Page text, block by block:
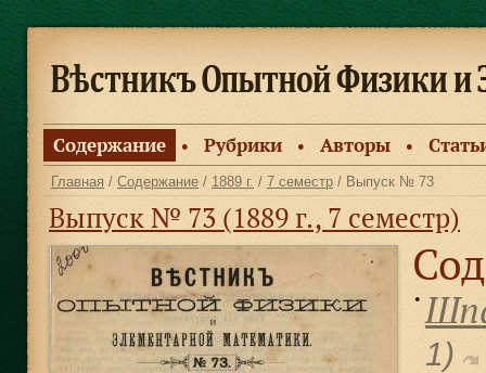
Содержание ● Рубрики ● Авторы ●
Главная / Содержание / 1889 г. / 7 семестр / Выпуск № 73
Выпуск № 73 (1889 г., 7 семестр)
●
1)